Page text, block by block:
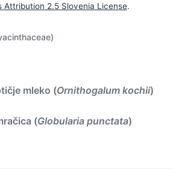
Attribution 2.5 Slovenia License.
mleko (Ornithogalum kochii)
(Globularia punctata)